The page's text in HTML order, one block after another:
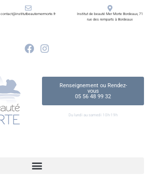
contact@institutbeautemermorte.fr
Institut de beauté Mer Morte Bordeaux, 71
rue des remparts à Bordeaux
Renseignement ou Rendez-
vous
05 56 48 99 32
Du lundi au samedi 10h-19h